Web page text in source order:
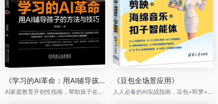
《学习的AI革命：用AI辅导孩子的方法与技巧》
AI家庭教育开创性指南，帮助孩子在未来竞争中领先一步
《豆包全场景应用》
人人必备的AI实战指南，豆包+即梦+剪映+海绵音乐+扣子智能体